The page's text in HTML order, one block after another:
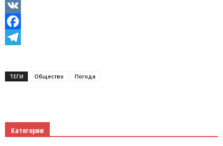
Odnoklassniki
VK
Facebook
ТЕГИ Общество Погода
Категории